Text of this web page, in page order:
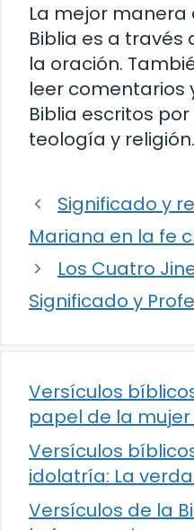
La mejor
Biblia es a través
la oración.
leer comentarios
Biblia escritos
teología y religión.
Significado y
Mariana en la fe
Los Cuatro
Significado y
Versículos
papel de la
Versículos
idolatría: La
Versículos de la